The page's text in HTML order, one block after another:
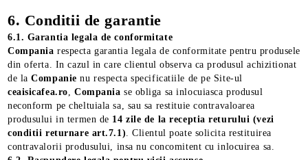
6. Conditii de garantie
6.1. Garantia legala de conformitate
Companiarespecta garantia legala de conformitate pentru produsele
din oferta. In cazul in care clientul observa ca produsul achizitionat
de laCompanienu respecta specificatiile de pe Site-ul
ceaisicafea.ro, Companiase obliga sa inlocuiasca produsul
neconform pe cheltuiala sa, sau sa restituie contravaloarea
produsului in termen de 14 zile de la receptia returului (vezi
conditii returnare art.7.1). Clientul poate solicita restituirea
contravalorii produsului, insa nu concomitent cu inlocuirea sa.